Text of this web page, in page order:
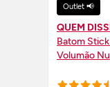
Outlet 📢
QUEM
Batom
Volumão